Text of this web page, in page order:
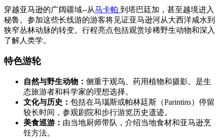
穿越亚马逊的广阔疆域--从马卡帕 到塔巴廷加，甚至越境进入
秘鲁。参加这些长线游的游客将见证亚马逊河从大西洋咸水到
狭窄丛林动脉的转变。行程亮点包括观赏珍稀野生动物和深入
了解人类学。
特色游轮
自然与野生动物： 侧重于观鸟、药用植物和摄影。是生
态旅游者和科学家的理想选择。
文化与历史： 包括在马瑙斯或帕林廷斯（Parintins）停留
较长时间，参观剧院和步行游览历史遗迹。
美食巡游： 由当地厨师带队，介绍当地食材和亚马逊烹
饪方法。